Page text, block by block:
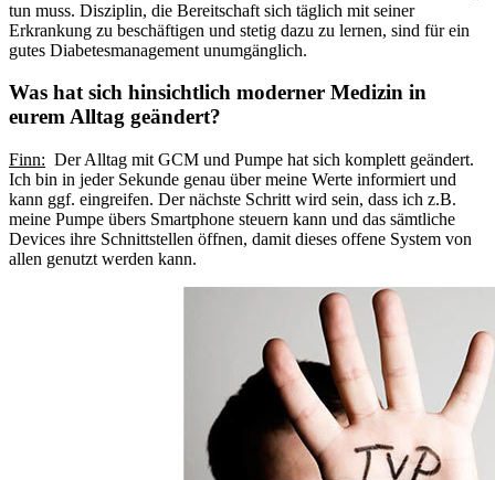
tun muss. Disziplin, die Bereitschaft sich täglich mit seiner
Erkrankung zu beschäftigen und stetig dazu zu lernen, sind für ein
gutes Diabetesmanagement unumgänglich.
Was hat sich hinsichtlich moderner Medizin in
eurem Alltag geändert?
Finn: Der Alltag mit GCM und Pumpe hat sich komplett geändert.
Ich bin in jeder Sekunde genau über meine Werte informiert und
kann ggf. eingreifen. Der nächste Schritt wird sein, dass ich z.B.
meine Pumpe übers Smartphone steuern kann und das sämtliche
Devices ihre Schnittstellen öffnen, damit dieses offene System von
allen genutzt werden kann.